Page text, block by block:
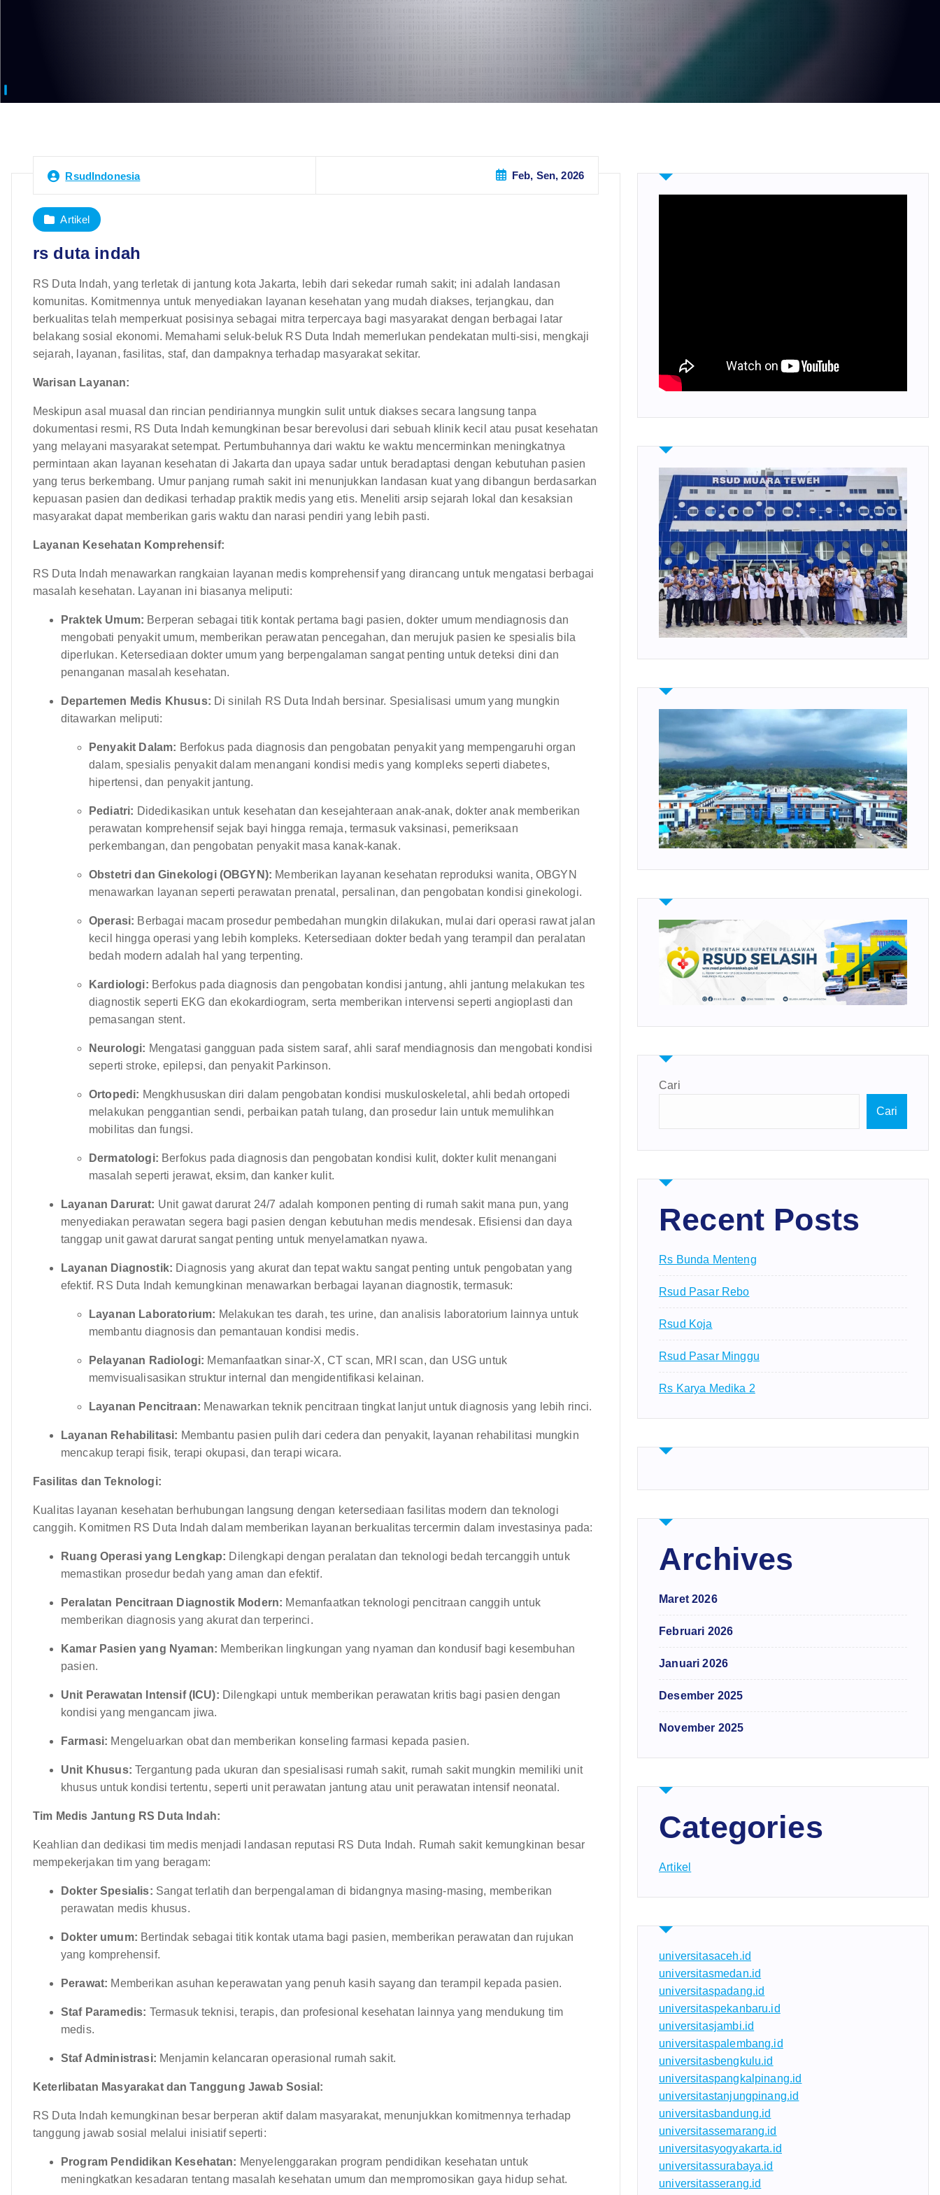
RsudIndonesia Feb, Sen, 2026
Artikel
rs duta indah
RS Duta Indah, yang terletak di jantung kota Jakarta, lebih dari sekedar rumah sakit; ini adalah landasan
komunitas. Komitmennya untuk menyediakan layanan kesehatan yang mudah diakses, terjangkau, dan
berkualitas telah memperkuat posisinya sebagai mitra terpercaya bagi masyarakat dengan berbagai latar
belakang sosial ekonomi. Memahami seluk-beluk RS Duta Indah memerlukan pendekatan multi-sisi, mengkaji
sejarah, layanan, fasilitas, staf, dan dampaknya terhadap masyarakat sekitar.
Warisan Layanan:
Meskipun asal muasal dan rincian pendiriannya mungkin sulit untuk diakses secara langsung tanpa
dokumentasi resmi, RS Duta Indah kemungkinan besar berevolusi dari sebuah klinik kecil atau pusat kesehatan
yang melayani masyarakat setempat. Pertumbuhannya dari waktu ke waktu mencerminkan meningkatnya
permintaan akan layanan kesehatan di Jakarta dan upaya sadar untuk beradaptasi dengan kebutuhan pasien
yang terus berkembang. Umur panjang rumah sakit ini menunjukkan landasan kuat yang dibangun berdasarkan
kepuasan pasien dan dedikasi terhadap praktik medis yang etis. Meneliti arsip sejarah lokal dan kesaksian
masyarakat dapat memberikan garis waktu dan narasi pendiri yang lebih pasti.
Layanan Kesehatan Komprehensif:
RS Duta Indah menawarkan rangkaian layanan medis komprehensif yang dirancang untuk mengatasi berbagai
masalah kesehatan. Layanan ini biasanya meliputi:
Praktek Umum: Berperan sebagai titik kontak pertama bagi pasien, dokter umum mendiagnosis dan
mengobati penyakit umum, memberikan perawatan pencegahan, dan merujuk pasien ke spesialis bila
diperlukan. Ketersediaan dokter umum yang berpengalaman sangat penting untuk deteksi dini dan
penanganan masalah kesehatan.
Departemen Medis Khusus: Di sinilah RS Duta Indah bersinar. Spesialisasi umum yang mungkin
ditawarkan meliputi:
Penyakit Dalam: Berfokus pada diagnosis dan pengobatan penyakit yang mempengaruhi organ
dalam, spesialis penyakit dalam menangani kondisi medis yang kompleks seperti diabetes,
hipertensi, dan penyakit jantung.
Pediatri: Didedikasikan untuk kesehatan dan kesejahteraan anak-anak, dokter anak memberikan
perawatan komprehensif sejak bayi hingga remaja, termasuk vaksinasi, pemeriksaan
perkembangan, dan pengobatan penyakit masa kanak-kanak.
Obstetri dan Ginekologi (OBGYN): Memberikan layanan kesehatan reproduksi wanita, OBGYN
menawarkan layanan seperti perawatan prenatal, persalinan, dan pengobatan kondisi ginekologi.
Operasi: Berbagai macam prosedur pembedahan mungkin dilakukan, mulai dari operasi rawat jalan
kecil hingga operasi yang lebih kompleks. Ketersediaan dokter bedah yang terampil dan peralatan
bedah modern adalah hal yang terpenting.
Kardiologi: Berfokus pada diagnosis dan pengobatan kondisi jantung, ahli jantung melakukan tes
diagnostik seperti EKG dan ekokardiogram, serta memberikan intervensi seperti angioplasti dan
pemasangan stent.
Neurologi: Mengatasi gangguan pada sistem saraf, ahli saraf mendiagnosis dan mengobati kondisi
seperti stroke, epilepsi, dan penyakit Parkinson.
Ortopedi: Mengkhususkan diri dalam pengobatan kondisi muskuloskeletal, ahli bedah ortopedi
melakukan penggantian sendi, perbaikan patah tulang, dan prosedur lain untuk memulihkan
mobilitas dan fungsi.
Dermatologi: Berfokus pada diagnosis dan pengobatan kondisi kulit, dokter kulit menangani
masalah seperti jerawat, eksim, dan kanker kulit.
Layanan Darurat: Unit gawat darurat 24/7 adalah komponen penting di rumah sakit mana pun, yang
menyediakan perawatan segera bagi pasien dengan kebutuhan medis mendesak. Efisiensi dan daya
tanggap unit gawat darurat sangat penting untuk menyelamatkan nyawa.
Layanan Diagnostik: Diagnosis yang akurat dan tepat waktu sangat penting untuk pengobatan yang
efektif. RS Duta Indah kemungkinan menawarkan berbagai layanan diagnostik, termasuk:
Layanan Laboratorium: Melakukan tes darah, tes urine, dan analisis laboratorium lainnya untuk
membantu diagnosis dan pemantauan kondisi medis.
Pelayanan Radiologi: Memanfaatkan sinar-X, CT scan, MRI scan, dan USG untuk
memvisualisasikan struktur internal dan mengidentifikasi kelainan.
Layanan Pencitraan: Menawarkan teknik pencitraan tingkat lanjut untuk diagnosis yang lebih rinci.
Layanan Rehabilitasi: Membantu pasien pulih dari cedera dan penyakit, layanan rehabilitasi mungkin
mencakup terapi fisik, terapi okupasi, dan terapi wicara.
Fasilitas dan Teknologi:
Kualitas layanan kesehatan berhubungan langsung dengan ketersediaan fasilitas modern dan teknologi
canggih. Komitmen RS Duta Indah dalam memberikan layanan berkualitas tercermin dalam investasinya pada:
Ruang Operasi yang Lengkap: Dilengkapi dengan peralatan dan teknologi bedah tercanggih untuk
memastikan prosedur bedah yang aman dan efektif.
Peralatan Pencitraan Diagnostik Modern: Memanfaatkan teknologi pencitraan canggih untuk
memberikan diagnosis yang akurat dan terperinci.
Kamar Pasien yang Nyaman: Memberikan lingkungan yang nyaman dan kondusif bagi kesembuhan
pasien.
Unit Perawatan Intensif (ICU): Dilengkapi untuk memberikan perawatan kritis bagi pasien dengan
kondisi yang mengancam jiwa.
Farmasi: Mengeluarkan obat dan memberikan konseling farmasi kepada pasien.
Unit Khusus: Tergantung pada ukuran dan spesialisasi rumah sakit, rumah sakit mungkin memiliki unit
khusus untuk kondisi tertentu, seperti unit perawatan jantung atau unit perawatan intensif neonatal.
Tim Medis Jantung RS Duta Indah:
Keahlian dan dedikasi tim medis menjadi landasan reputasi RS Duta Indah. Rumah sakit kemungkinan besar
mempekerjakan tim yang beragam:
Dokter Spesialis: Sangat terlatih dan berpengalaman di bidangnya masing-masing, memberikan
perawatan medis khusus.
Dokter umum: Bertindak sebagai titik kontak utama bagi pasien, memberikan perawatan dan rujukan
yang komprehensif.
Perawat: Memberikan asuhan keperawatan yang penuh kasih sayang dan terampil kepada pasien.
Staf Paramedis: Termasuk teknisi, terapis, dan profesional kesehatan lainnya yang mendukung tim
medis.
Staf Administrasi: Menjamin kelancaran operasional rumah sakit.
Keterlibatan Masyarakat dan Tanggung Jawab Sosial:
RS Duta Indah kemungkinan besar berperan aktif dalam masyarakat, menunjukkan komitmennya terhadap
tanggung jawab sosial melalui inisiatif seperti:
Program Pendidikan Kesehatan: Menyelenggarakan program pendidikan kesehatan untuk
meningkatkan kesadaran tentang masalah kesehatan umum dan mempromosikan gaya hidup sehat.
Cari
Cari
Recent Posts
Rs Bunda Menteng
Rsud Pasar Rebo
Rsud Koja
Rsud Pasar Minggu
Rs Karya Medika 2
Archives
Maret 2026
Februari 2026
Januari 2026
Desember 2025
November 2025
Categories
Artikel
universitasaceh.id
universitasmedan.id
universitaspadang.id
universitaspekanbaru.id
universitasjambi.id
universitaspalembang.id
universitasbengkulu.id
universitaspangkalpinang.id
universitastanjungpinang.id
universitasbandung.id
universitassemarang.id
universitasyogyakarta.id
universitassurabaya.id
universitasserang.id